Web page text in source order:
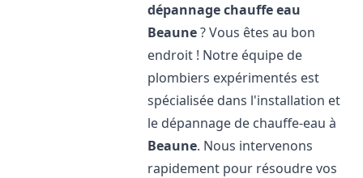
dépannage chauffe eau
Beaune? Vous êtes au bon
endroit ! Notre équipe de
plombiers expérimentés est
spécialisée dans l'installation et
le dépannage de chauffe-eau à
Beaune. Nous intervenons
rapidement pour résoudre vos